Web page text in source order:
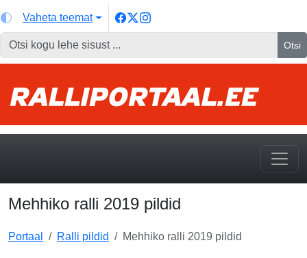
Vaheta teemat
Otsi
Mehhiko ralli 2019 pildid
Portaal Ralli pildid Mehhiko ralli 2019 pildid